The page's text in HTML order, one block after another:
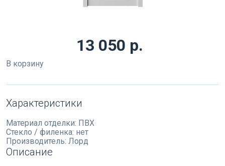
13 050 р.
В корзину
Характеристики
Материал отделки: ПВХ
Стекло / филенка: нет
Производитель: Лорд
Описание